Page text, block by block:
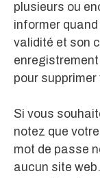
plusieurs ou
informer
validité et son
pour
Si vous
notez que
mot de passe
aucun site